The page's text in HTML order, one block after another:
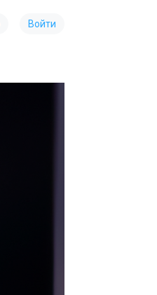
Войти